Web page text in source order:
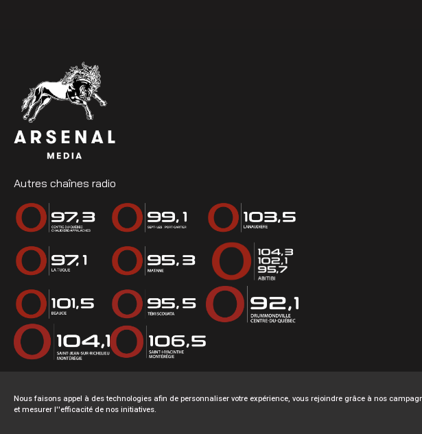
Autres chaînes radio
Nous faisons appel à des technologies afin de personnaliser votre expérience, vous rejoindre grâce à nos
et mesurer l''efficacité de nos initiatives.